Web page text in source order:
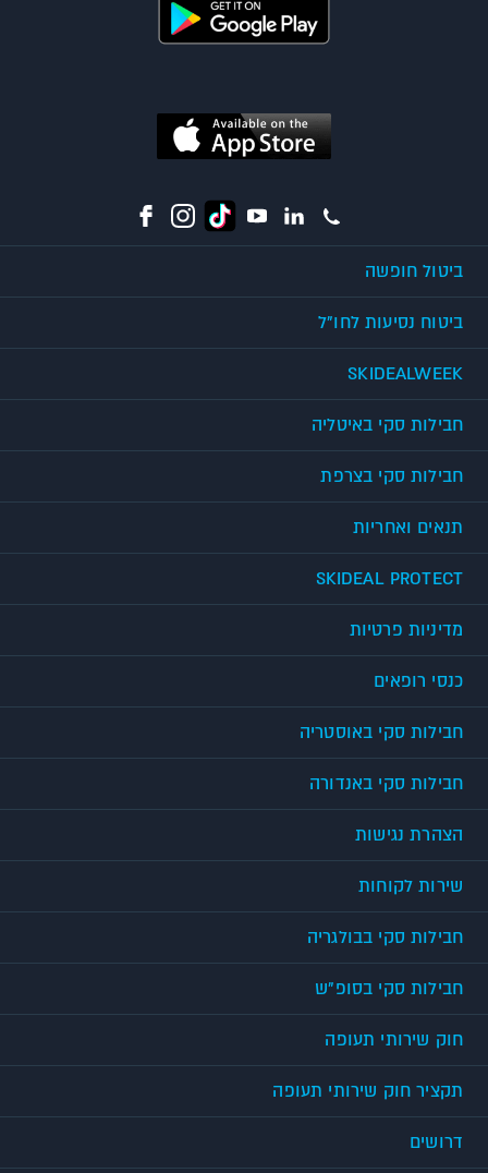
ביטול חופשה
ביטוח נסיעות לחו"ל
SKIDEALWEEK
חבילות סקי באיטליה
חבילות סקי בצרפת
תנאים ואחריות
SKIDEAL PROTECT
מדיניות פרטיות
כנסי רופאים
חבילות סקי באוסטריה
חבילות סקי באנדורה
הצהרת נגישות
שירות לקוחות
חבילות סקי בבולגריה
חבילות סקי בסופ"ש
חוק שירותי תעופה
תקציר חוק שירותי תעופה
דרושים